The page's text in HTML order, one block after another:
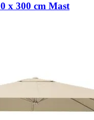
x 300 cm Mast